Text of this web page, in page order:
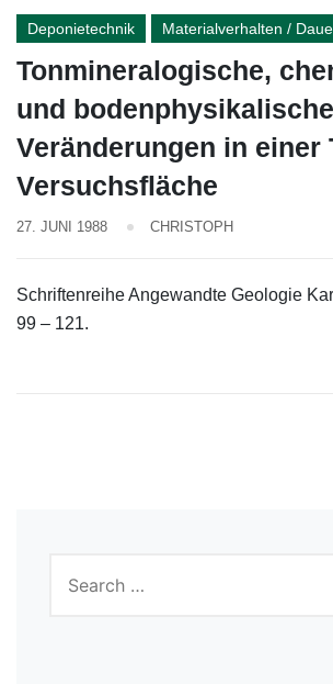
Deponietechnik Materialverhalten /
Tonmineralogische,
und bodenphysikalische
Veränderungen in einer
Versuchsfläche
27. JUNI 1988 CHRISTOPH
Schriftenreihe Angewandte Geologie
99 – 121.